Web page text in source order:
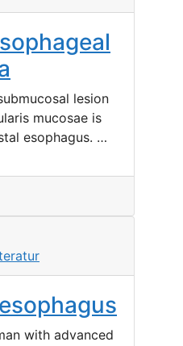
lesion
mucosae is
esophagus. …
with advanced